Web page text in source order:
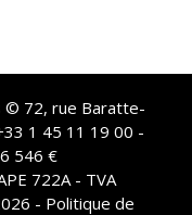
© 72, rue Baratte-
1 45 11 19 00 -
546 €
722A - TVA
- Politique de